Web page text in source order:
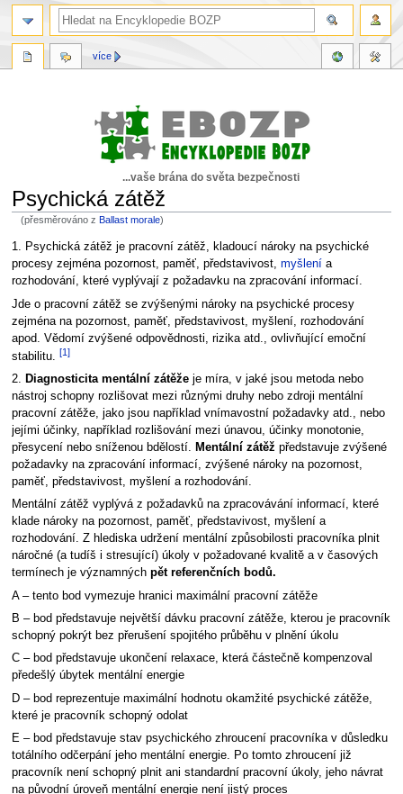
...vaše brána do světa bezpečnosti
Psychická zátěž
(přesměrováno z Ballast morale)
Skočit
na
navigaci
Skočit
na
vyhledávání
1. Psychická zátěž je pracovní zátěž, kladoucí nároky na psychické
procesy zejména pozornost, paměť, představivost, myšlení a
rozhodování, které vyplývají z požadavku na zpracování informací.
Jde o pracovní zátěž se zvýšenými nároky na psychické procesy
zejména na pozornost, paměť, představivost, myšlení, rozhodování
apod. Vědomí zvýšené odpovědnosti, rizika atd., ovlivňující emoční
stabilitu.
[1]
2. Diagnosticita mentální zátěžeje míra, v jaké jsou metoda nebo
nástroj schopny rozlišovat mezi různými druhy nebo zdroji mentální
pracovní zátěže, jako jsou například vnímavostní požadavky atd., nebo
jejími účinky, například rozlišování mezi únavou, účinky monotonie,
přesycení nebo sníženou bdělostí. Mentální zátěž představuje zvýšené
požadavky na zpracování informací, zvýšené nároky na pozornost,
paměť, představivost, myšlení a rozhodování.
Mentální zátěž vyplývá z požadavků na zpracovávání informací, které
klade nároky na pozornost, paměť, představivost, myšlení a
rozhodování. Z hlediska udržení mentální způsobilosti pracovníka plnit
náročné (a tudíš i stresující) úkoly v požadované kvalitě a v časových
termínech je významných pět referenčních bodů.
A – tento bod vymezuje hranici maximální pracovní zátěže
B – bod představuje největší dávku pracovní zátěže, kterou je pracovník
schopný pokrýt bez přerušení spojitého průběhu v plnění úkolu
C – bod představuje ukončení relaxace, která částečně kompenzoval
předešlý úbytek mentální energie
D – bod reprezentuje maximální hodnotu okamžité psychické zátěže,
které je pracovník schopný odolat
E – bod představuje stav psychického zhroucení pracovníka v důsledku
totálního odčerpání jeho mentální energie. Po tomto zhroucení již
pracovník není schopný plnit ani standardní pracovní úkoly, jeho návrat
na původní úroveň mentální energie není jistý proces
více